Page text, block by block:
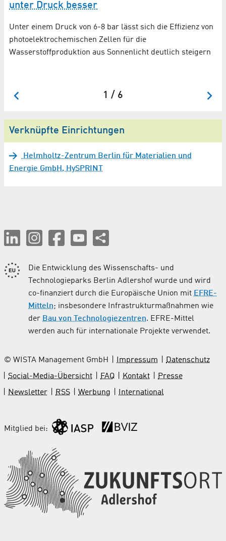
unter Druck besser
Unter einem Druck von 6-8 bar lässt sich die Effizienz von
photoelektrochemischen Zellen für die
Wasserstoffproduktion aus Sonnenlicht deutlich steigern
1 / 6
Verknüpfte Einrichtungen
Helmholtz-Zentrum Berlin für Materialien und
Energie GmbH, HySPRINT
Die Entwicklung des Wissenschafts- und
Technologieparks Berlin Adlershof wurde und wird
co-finanziert durch die Europäische Union mit EFRE-
Mitteln; insbesondere Infrastrukturmaßnahmen wie
der Bau von Technologiezentren. EFRE-Mittel
werden auch für internationale Projekte verwendet.
© WISTA Management GmbH Impressum
Datenschutz
Social-Media-Übersicht
FAQ Kontakt
Presse
Newsletter
RSS Werbung International
Mitglied bei: